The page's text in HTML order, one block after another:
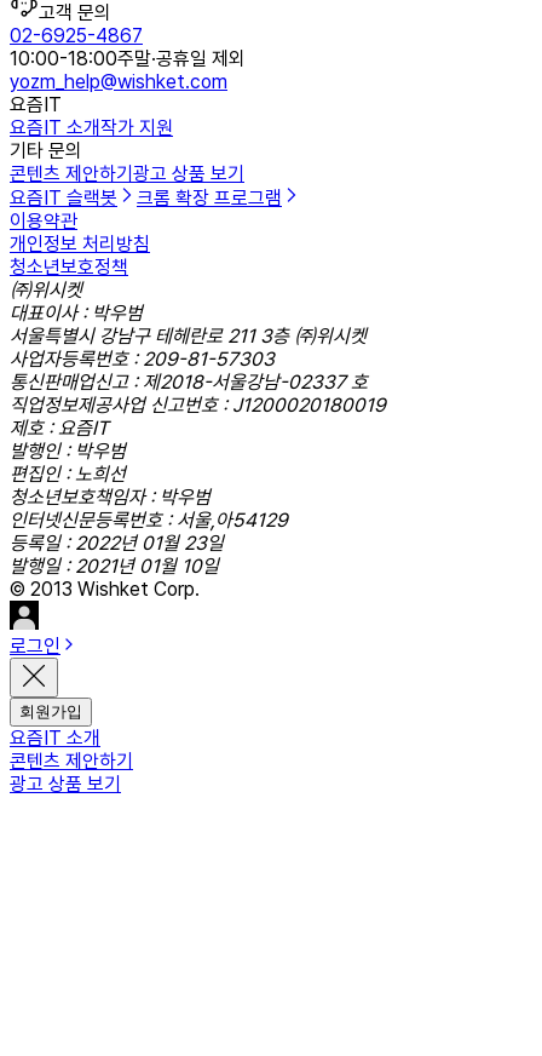
고객 문의
02-6925-4867
10:00-18:00주말·공휴일 제외
yozm_help@wishket.com
요즘IT
요즘IT 소개작가 지원
기타 문의
콘텐츠 제안하기 광고 상품 보기
요즘IT 슬랙봇
크롬 확장 프로그램
이용약관
개인정보 처리방침
청소년보호정책
㈜위시켓
대표이사 : 박우범
서울특별시 강남구 테헤란로 211 3층 ㈜위시켓
사업자등록번호 : 209-81-57303
통신판매업신고 : 제2018-서울강남-02337 호
직업정보제공사업 신고번호 : J1200020180019
제호 : 요즘IT
발행인 : 박우범
편집인 : 노희선
청소년보호책임자 : 박우범
인터넷신문등록번호 : 서울,아54129
등록일 : 2022년 01월 23일
발행일 : 2021년 01월 10일
© 2013 Wishket Corp.
로그인
회원가입
요즘IT 소개
콘텐츠 제안하기
광고 상품 보기